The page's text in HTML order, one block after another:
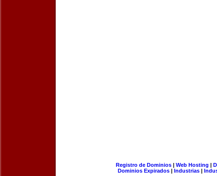
Registro de Dominios| Web Hosting |
Dominios Expirados | Industrias |